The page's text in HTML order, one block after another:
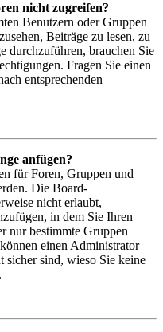
nicht zugreifen?
Benutzern oder Gruppen
Beiträge zu lesen, zu
durchzuführen, brauchen Sie
Fragen Sie einen
entsprechenden
anfügen?
für Foren, Gruppen und
Die Board-
nicht erlaubt,
in dem Sie Ihren
nur bestimmte Gruppen
einen Administrator
sicher sind, wieso Sie keine